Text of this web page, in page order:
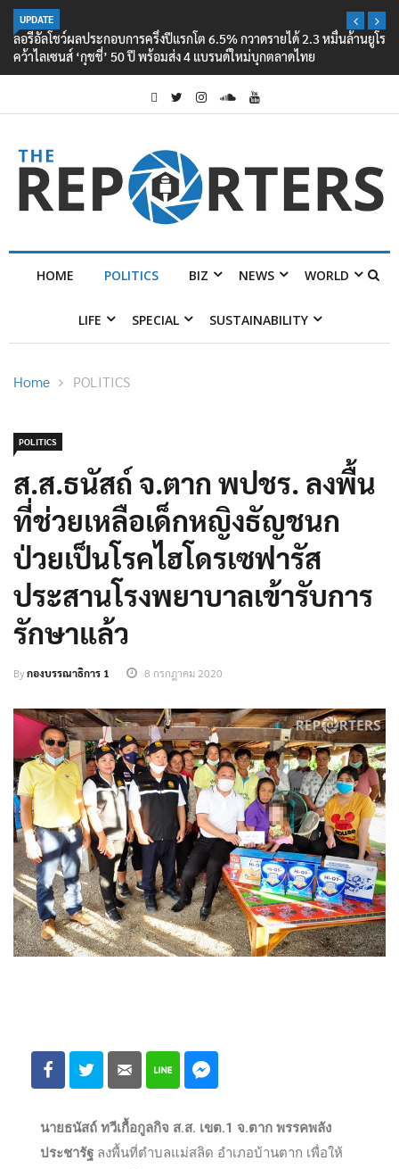
UPDATE
ลอรีอัลโชว์ผลประกอบการครึ่งปีแรกโต 6.5% กวาดรายได้ 2.3 หมื่นล้านยูโร
คว้าไลเซนส์ ‘กุชชี่’ 50 ปี พร้อมส่ง 4 แบรนด์ใหม่บุกตลาดไทย
HOME POLITICS BIZ NEWS WORLD
LIFE SPECIAL SUSTAINABILITY
Home POLITICS
POLITICS
ส.ส.ธนัสถ์ จ.ตาก พปชร. ลงพื้น
ที่ช่วยเหลือเด็กหญิงธัญชนก
ป่วยเป็นโรคไฮโดรเซฟารัส
ประสานโรงพยาบาลเข้ารับการ
รักษาแล้ว
Byกองบรรณาธิการ 1 8 กรกฎาคม 2020
นายธนัสถ์ ทวีเกื้อกูลกิจ ส.ส. เขต.1 จ.ตาก พรรคพลัง
ประชารัฐ ลงพื้นที่ตำบลแม่สลิด อำเภอบ้านตาก เพื่อให้